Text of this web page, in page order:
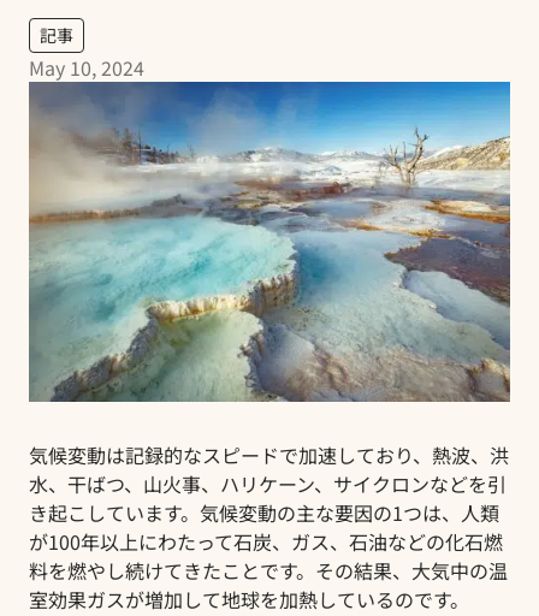
記事
May 10, 2024
気候変動は記録的なスピードで加速しており、熱波、洪
水、干ばつ、山火事、ハリケーン、サイクロンなどを引
き起こしています。気候変動の主な要因の1つは、人類
が100年以上にわたって石炭、ガス、石油などの化石燃
料を燃やし続けてきたことです。その結果、大気中の温
室効果ガスが増加して地球を加熱しているのです。